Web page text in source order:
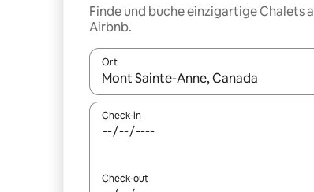
Finde und buche einzigartige Chalets
Airbnb.
Ort
Wenn Ergebnisse verfügbar sind,
Check-in
Check-out